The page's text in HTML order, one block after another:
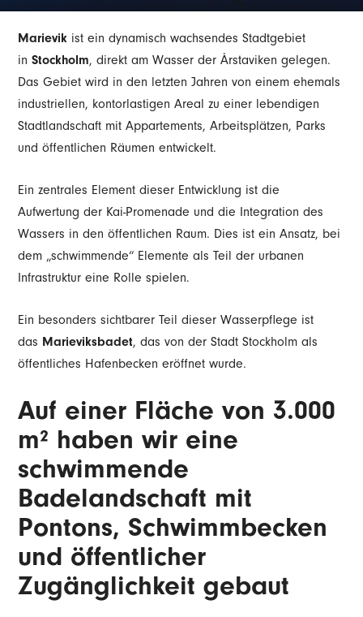
Marievik ist ein dynamisch wachsendes Stadtgebiet
inStockholm, direkt am Wasser der Årstaviken gelegen.
Das Gebiet wird in den letzten Jahren von einem ehemals
industriellen, kontorlastigen Areal zu einer lebendigen
Stadtlandschaft mit Appartements, Arbeitsplätzen, Parks
und öffentlichen Räumen entwickelt.
Ein zentrales Element dieser Entwicklung ist die
Aufwertung der Kai-Promenade und die Integration des
Wassers in den öffentlichen Raum. Dies ist ein Ansatz, bei
dem „schwimmende“ Elemente als Teil der urbanen
Infrastruktur eine Rolle spielen.
Ein besonders sichtbarer Teil dieser Wasserpflege ist
das Marieviksbadet, das von der Stadt Stockholm als
öffentliches Hafenbecken eröffnet wurde.
Auf einer Fläche von 3.000
m² haben wir eine
schwimmende
Badelandschaft mit
Pontons, Schwimmbecken
und öffentlicher
Zugänglichkeit gebaut